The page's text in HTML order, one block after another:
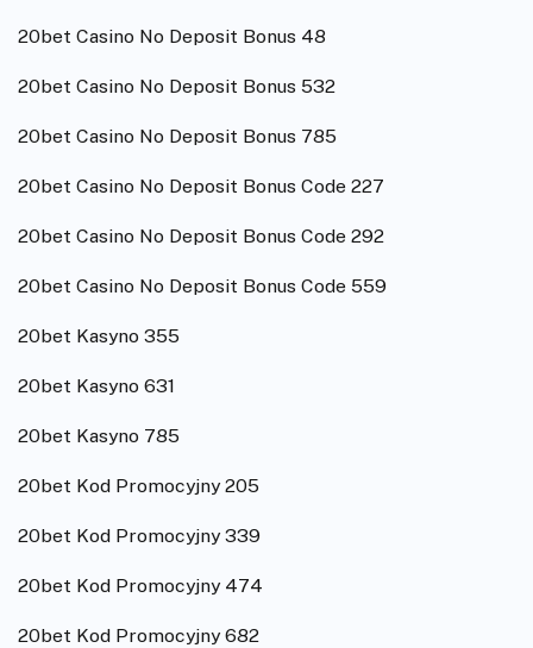
20bet Casino No Deposit Bonus 48
20bet Casino No Deposit Bonus 532
20bet Casino No Deposit Bonus 785
20bet Casino No Deposit Bonus Code 227
20bet Casino No Deposit Bonus Code 292
20bet Casino No Deposit Bonus Code 559
20bet Kasyno 355
20bet Kasyno 631
20bet Kasyno 785
20bet Kod Promocyjny 205
20bet Kod Promocyjny 339
20bet Kod Promocyjny 474
20bet Kod Promocyjny 682